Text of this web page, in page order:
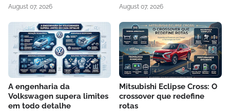
August 07, 2026 August 07, 2026
A engenharia da
Volkswagen supera limites
em todo detalhe
Mitsubishi Eclipse Cross: O
crossover que redefine
rotas